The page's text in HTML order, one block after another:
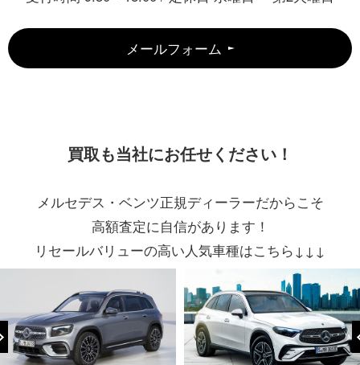
メールフォーム
買取も当社にお任せください！
メルセデス・ベンツ正規ディーラーだからこそ
高額査定に自信があります！
リセールバリューの高い人気車種はこちら↓↓↓